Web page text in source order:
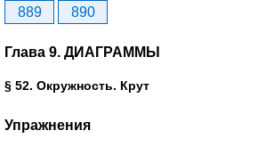
889
890
Глава 9. ДИАГРАММЫ
§ 52. Окружность. Крут
Упражнения